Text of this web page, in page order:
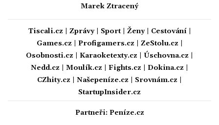
Marek Ztracený
Tiscali.cz Zprávy| Sport| Ženy| Cestování|
Games.cz
Profigamers.cz ZeStolu.cz
Osobnosti.cz
Karaoketexty.cz Úschovna.cz
Nedd.cz
Moulík.cz Fights.cz Dokina.cz
CZhity.cz
Našepeníze.cz Srovnám.cz
StartupInsider.cz
Partneři: Peníze.cz